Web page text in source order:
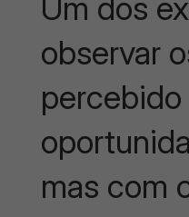
Um dos
observar
mas com